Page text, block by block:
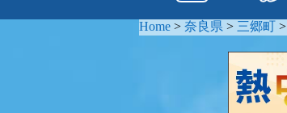
Home > 奈良県 > 三郷町 >